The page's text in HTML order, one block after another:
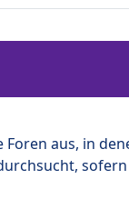
Foren aus, in